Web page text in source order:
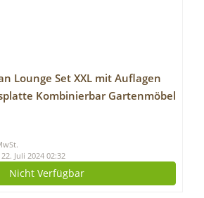
Lounge Set XXL mit Auflagen
Kombinierbar Gartenmöbel
Grau
Juli 2024 02:32
Nicht Verfügbar